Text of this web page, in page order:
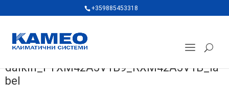
+359885453318
daikin_FTXM42A5V1B9_RXM42A5V1B_la
bel